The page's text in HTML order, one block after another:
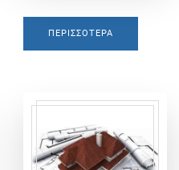
ΠΕΡΙΣΣΌΤΕΡΑ